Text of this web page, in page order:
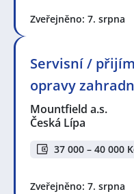
Zveřejněno: 7. srpna
Servisní /
opravy
Mountfield a.s.
Česká Lípa
37 000 – 40 000
Zveřejněno: 7. srpna